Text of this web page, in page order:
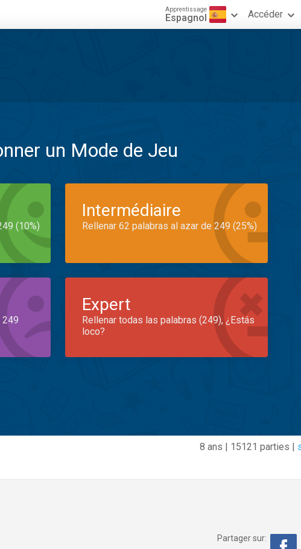
Apprentissage
Espagnol Accéder
un Mode de Jeu
(10%)
Intermédiaire
Rellenar 62 palabras al azar de 249 (25%)
249
Expert
Rellenar todas las palabras (249), ¿Estás
loco?
8 ans | 15121 parties |
Partager sur: